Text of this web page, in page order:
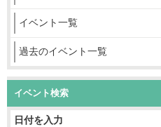
イベント一覧
過去のイベント一覧
イベント検索
日付を入力